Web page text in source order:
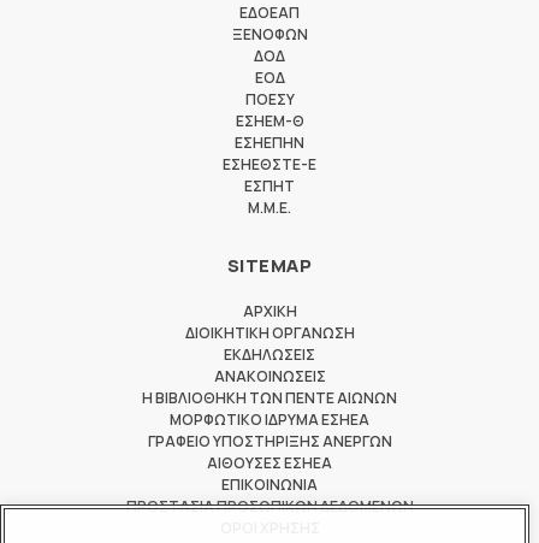
ΕΔΟΕΑΠ
ΞΕΝΟΦΩΝ
ΔΟΔ
ΕΟΔ
ΠΟΕΣΥ
ΕΣΗΕΜ-Θ
ΕΣΗΕΠΗΝ
ΕΣΗΕΘΣΤΕ-Ε
ΕΣΠΗΤ
M.M.E.
SITEMAP
ΑΡΧΙΚΗ
ΔΙΟΙΚΗΤΙΚΗ ΟΡΓΑΝΩΣΗ
ΕΚΔΗΛΩΣΕΙΣ
ΑΝΑΚΟΙΝΩΣΕΙΣ
Η ΒΙΒΛΙΟΘΗΚΗ ΤΩΝ ΠΕΝΤΕ ΑΙΩΝΩΝ
ΜΟΡΦΩΤΙΚΟ ΙΔΡΥΜΑ ΕΣΗΕΑ
ΓΡΑΦΕΙΟ ΥΠΟΣΤΗΡΙΞΗΣ ΑΝΕΡΓΩΝ
ΑΙΘΟΥΣΕΣ ΕΣΗΕΑ
ΕΠΙΚΟΙΝΩΝΙΑ
ΠΡΟΣΤΑΣΙΑ ΠΡΟΣΩΠΙΚΩΝ ΔΕΔΟΜΕΝΩΝ